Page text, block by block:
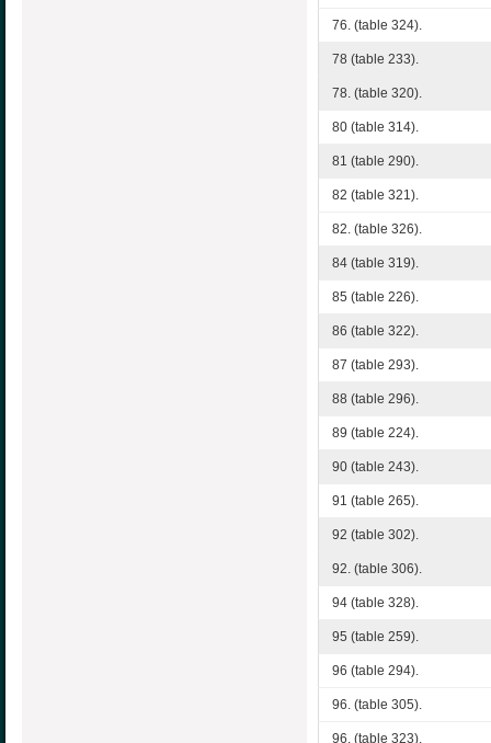
76. (table 324).
78 (table 233).
78. (table 320).
80 (table 314).
81 (table 290).
82 (table 321).
82. (table 326).
84 (table 319).
85 (table 226).
86 (table 322).
87 (table 293).
88 (table 296).
89 (table 224).
90 (table 243).
91 (table 265).
92 (table 302).
92. (table 306).
94 (table 328).
95 (table 259).
96 (table 294).
96. (table 305).
96. (table 323).